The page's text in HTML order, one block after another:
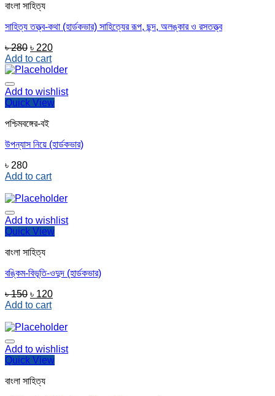
বাংলা সাহিত্য
সাহিত্য তত্ত্ব-কথা (হার্ডকভার) সাহিত্যের রূপ, ছন্দ, অলঙ্কার ও রসতত্ত্ব
৳280 Original
price
was:
৳ 220Current
is:
Add to cart
Add to wishlist
Quick View
পশ্চিমবঙ্গের-বই
উপন্যাস নিয়ে (হার্ডকভার)
৳ 280
Add to cart
Add to wishlist
Quick View
বাংলা সাহিত্য
বঙ্কিম-বিভূতি-ওদুদ (হার্ডকভার)
৳150 Original
price
৳ 150.
৳ 120Current
৳ 120.
Add to cart
Add to wishlist
Quick View
বাংলা সাহিত্য